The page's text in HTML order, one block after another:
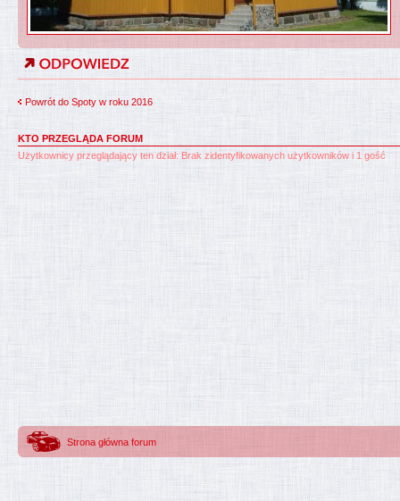
Powrót do Spoty w roku 2016
KTO PRZEGLĄDA FORUM
Użytkownicy przeglądający ten dział: Brak zidentyfikowanych użytkowników i 1 gość
Strona główna forum